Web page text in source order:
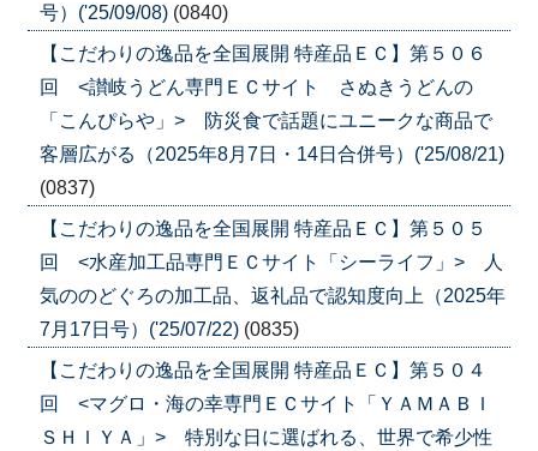
号）('25/09/08) (0840)
【こだわりの逸品を全国展開 特産品ＥＣ】第５０６
回 <讃岐うどん専門ＥＣサイト さぬきうどんの
「こんぴらや」> 防災食で話題にユニークな商品で
客層広がる（2025年8月7日・14日合併号）('25/08/21)
(0837)
【こだわりの逸品を全国展開 特産品ＥＣ】第５０５
回 <水産加工品専門ＥＣサイト「シーライフ」> 人
気ののどぐろの加工品、返礼品で認知度向上（2025年
7月17日号）('25/07/22) (0835)
【こだわりの逸品を全国展開 特産品ＥＣ】第５０４
回 <マグロ・海の幸専門ＥＣサイト「ＹＡＭＡＢＩ
ＳＨＩＹＡ」> 特別な日に選ばれる、世界で希少性